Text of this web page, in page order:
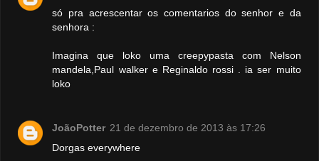
só pra acrescentar os comentarios do senhor e da
senhora :
Imagina que loko uma creepypasta com Nelson
mandela,Paul walker e Reginaldo rossi . ia ser muito
loko
JoãoPotter 21 de dezembro de 2013 às 17:26
Dorgas everywhere